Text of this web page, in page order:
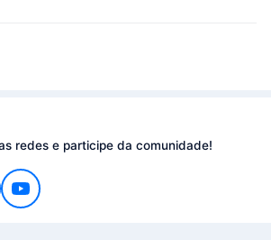
redes e participe da comunidade!